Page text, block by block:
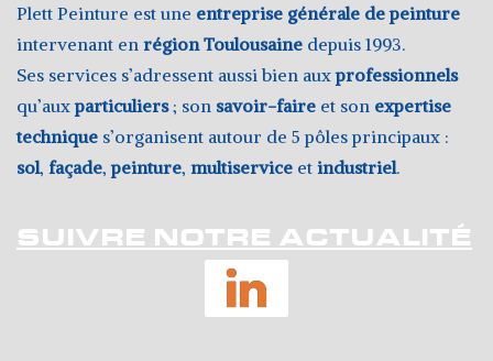
Plett Peinture est une entreprise générale de peinture
intervenant en région Toulousaine depuis 1993.
Ses services s’adressent aussi bien auxprofessionnels
qu’auxparticuliers; son savoir-faire et son expertise
technique s’organisent autour de 5 pôles principaux :
sol, façade,peinture, multiservice et industriel.
SUIVRE NOTRE ACTUALITÉ